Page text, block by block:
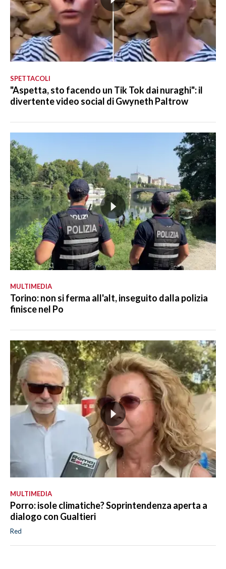
SPETTACOLI
"Aspetta, sto facendo un Tik Tok dai nuraghi": il
divertente video social di Gwyneth Paltrow
MULTIMEDIA
Torino: non si ferma all'alt, inseguito dalla polizia
finisce nel Po
MULTIMEDIA
Porro: isole climatiche? Soprintendenza aperta a
dialogo con Gualtieri
Red